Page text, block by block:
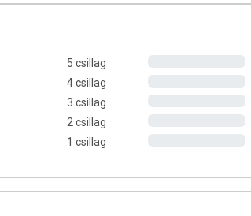
(FOS) tartalmaz
nyomokban szóját és tejet tartalmazhat.
5 csillag
4 csillag
3 csillag
2 csillag
1 csillag